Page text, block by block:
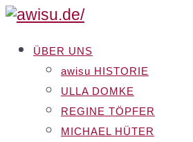
ÜBER UNS
awisu HISTORIE
ULLA DOMKE
REGINE TÖPFER
MICHAEL HÜTER